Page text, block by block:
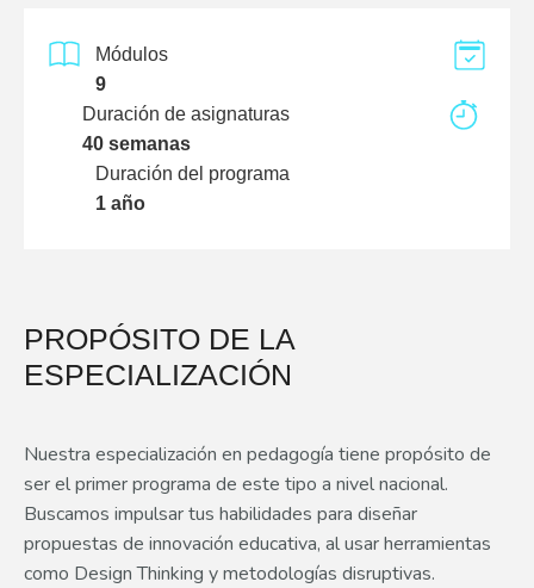
Módulos
9
Duración de asignaturas
40 semanas
Duración del programa
1 año
PROPÓSITO DE LA
ESPECIALIZACIÓN
Nuestra especialización en pedagogía tiene propósito de
ser el primer programa de este tipo a nivel nacional.
Buscamos impulsar tus habilidades para diseñar
propuestas de innovación educativa, al usar herramientas
como Design Thinking y metodologías disruptivas.